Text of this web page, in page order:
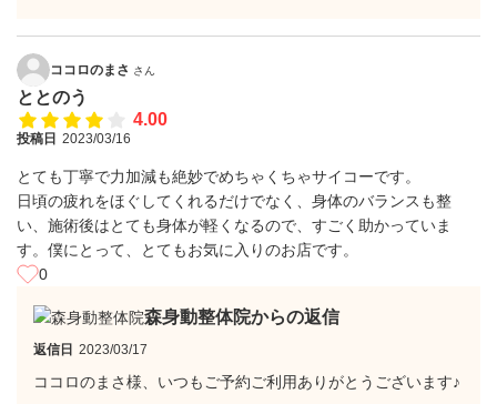
ココロのまさ さん
ととのう
4.00
投稿日 2023/03/16
とても丁寧で力加減も絶妙でめちゃくちゃサイコーです。
日頃の疲れをほぐしてくれるだけでなく、身体のバランスも整
い、施術後はとても身体が軽くなるので、すごく助かっていま
す。僕にとって、とてもお気に入りのお店です。
0
森身動整体院からの返信
返信日 2023/03/17
ココロのまさ様、いつもご予約ご利用ありがとうございます♪